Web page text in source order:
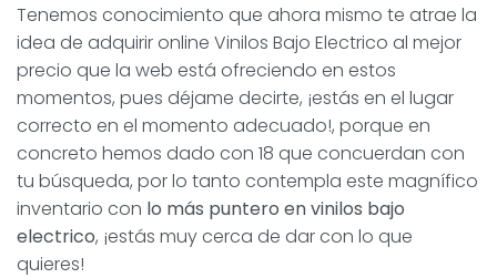
Tenemos conocimiento que ahora mismo te atrae la
idea de adquirir online Vinilos Bajo Electrico al mejor
precio que la web está ofreciendo en estos
momentos, pues déjame decirte, ¡estás en el lugar
correcto en el momento adecuado!, porque en
concreto hemos dado con 18 que concuerdan con
tu búsqueda, por lo tanto contempla este magnífico
inventario con lo más puntero en vinilos bajo
electrico, ¡estás muy cerca de dar con lo que
quieres!